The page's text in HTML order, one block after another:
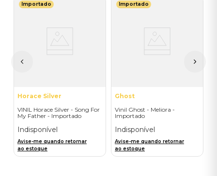
Importado
Horace Silver
VINIL Horace Silver - Song For
My Father - Importado
Indisponível
Avise-me quando retornar
ao estoque
Importado
Ghost
Vinil Ghost - Meliora -
Importado
Indisponível
Avise-me quando retornar
ao estoque